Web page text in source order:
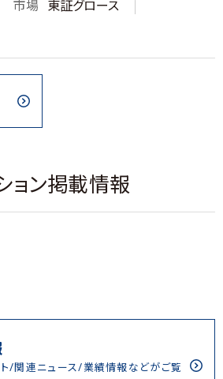
市場
東証グロース
ョン掲載情報
/関連ニュース/業績情報などがご覧